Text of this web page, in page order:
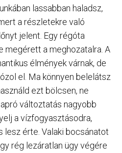
lassabban haladsz,
a részletekre való
jelent. Egy régóta
megérett a meghozatalra. A
élmények várnak, de
el. Ma könnyen belelátsz
ezt bölcsen, ne
változtatás nagyobb
a vízfogyasztásodra,
lesz érte. Valaki bocsánatot
rég lezáratlan ügy végére